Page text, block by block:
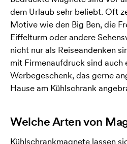
dem Urlaub sehr beliebt. Oft
Motive wie den Big Ben, die
Eiffelturm oder andere
nicht nur als Reiseandenken
mit Firmenaufdruck sind auch
Werbegeschenk, das gerne
Hause am Kühlschrank
Welche Arten von
Kühlschrankmagnete lassen